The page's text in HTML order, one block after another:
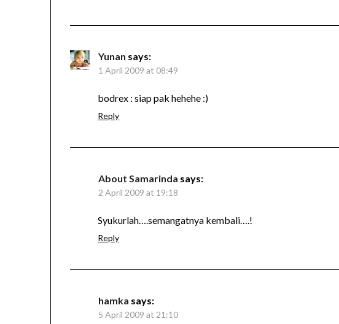
Yunan says:
1 April 2009 at 08:49
bodrex : siap pak hehehe :)
Reply
About Samarinda says:
2 April 2009 at 19:18
Syukurlah….semangatnya kembali….!
Reply
hamka says:
5 April 2009 at 21:10